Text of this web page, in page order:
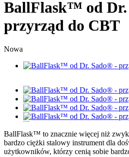
BallFlask™ od Dr.
przyrząd do CBT
Nowa
BallFlask™ to znacznie więcej niż
bardzo ciężki stalowy instrument dla
użytkowników, którzy cenią sobie